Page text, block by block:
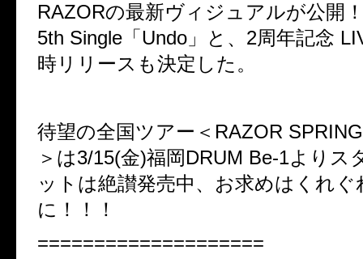
RAZORの最新ヴィジュアルが公開
5th Single「Undo」と、2周年記念
時リリースも決定した。
待望の全国ツアー＜RAZOR
＞は3/15(金)福岡DRUM Be-1よりス
ットは絶讃発売中、お求めはくれ
に！！！
====================